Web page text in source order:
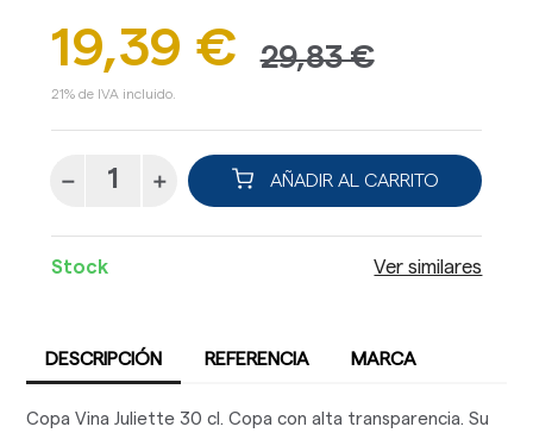
19,39 € 29,83 €
21% de IVA incluido.
AÑADIR AL CARRITO
Stock Ver similares
DESCRIPCIÓN REFERENCIA MARCA
Copa Vina Juliette 30 cl. Copa con alta transparencia. Su